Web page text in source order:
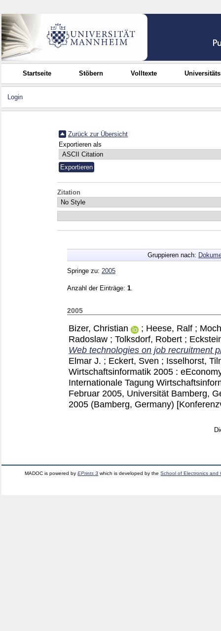
Startseite Stöbern Volltexte
Login
Zurück zur Übersicht
Exportieren als
Zitation
Gruppieren nach:
Springe zu: 2005
Anzahl der Einträge: 1
2005
Bizer, Christian ; Heese, Ralf ;
Radoslaw ; Tolksdorf, Robert ;
Web technologies on job recruitment
Elmar J. ; Eckert, Sven ; Isselhorst,
Wirtschaftsinformatik 2005 :
Internationale Tagung
Februar 2005, Universität Bamberg,
2005 (Bamberg, Germany)
MADOC is powered byEPrints 3 which is developed by theSchool of Electronics and